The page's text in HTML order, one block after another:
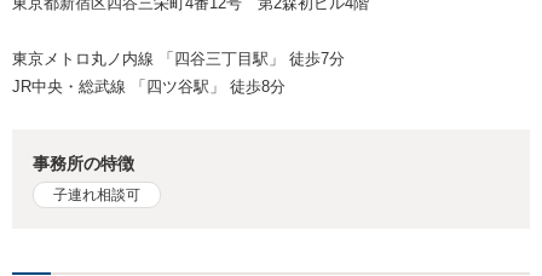
東京メトロ丸ノ内線 「四谷三丁目駅」 徒歩7分
JR中央・総武線 「四ツ谷駅」 徒歩8分
事務所の特徴
子連れ相談可